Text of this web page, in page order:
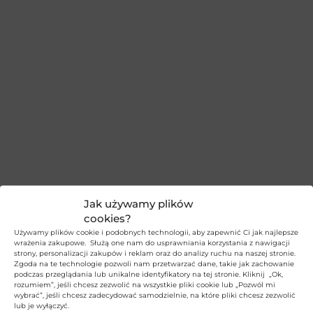
Jak używamy plików
cookies?
Używamy plików cookie i podobnych technologii, aby zapewnić Ci jak najlepsze
wrażenia zakupowe. Służą one nam do usprawniania korzystania z nawigacji
strony, personalizacji zakupów i reklam oraz do analizy ruchu na naszej stronie.
Zgoda na te technologie pozwoli nam przetwarzać dane, takie jak zachowanie
podczas przeglądania lub unikalne identyfikatory na tej stronie. Kliknij „Ok,
rozumiem”, jeśli chcesz zezwolić na wszystkie pliki cookie lub „Pozwól mi
wybrać”, jeśli chcesz zadecydować samodzielnie, na które pliki chcesz zezwolić
lub je wyłączyć.